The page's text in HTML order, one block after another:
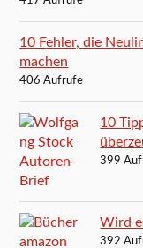
10 Fehler, die
machen
406 Aufrufe
10
399
Wird
392